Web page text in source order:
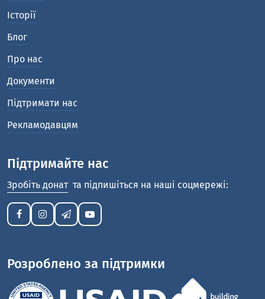
Історії
Блог
Про нас
Документи
Підтримати нас
Рекламодавцям
Підтримайте нас
Зробіть донат та підпишіться на наші соцмережі:
Розроблено за підтримки